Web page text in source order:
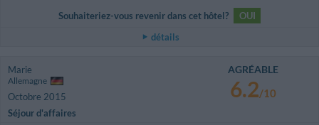
Souhaiteriez-vous revenir dans cet hôtel?
OUI
détails
Marie
Allemagne
Octobre 2015
Séjour d'affaires
AGRÉABLE
6.2/10